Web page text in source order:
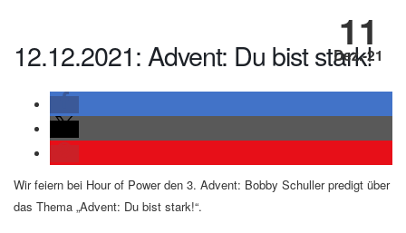
11
Dez.-21
12.12.2021: Advent: Du bist stark!
Wir feiern bei Hour of Power den 3. Advent: Bobby Schuller predigt über
das Thema „Advent: Du bist stark!“.